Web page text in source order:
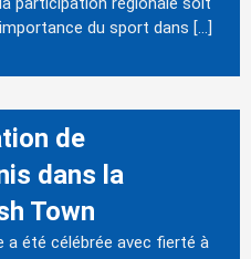
du sport dans […]
de
dans la
Town
a été célébrée avec fierté à